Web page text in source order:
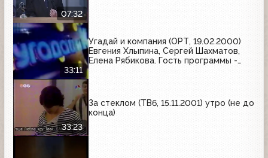
07:32
33:11
Угадай и компания (ОРТ, 19.02.2000)
Евгения Хлыпина, Сергей Шахматов,
Елена Рябикова. Гость программы -
33:23
За стеклом (ТВ6, 15.11.2001) утро (не до
конца)